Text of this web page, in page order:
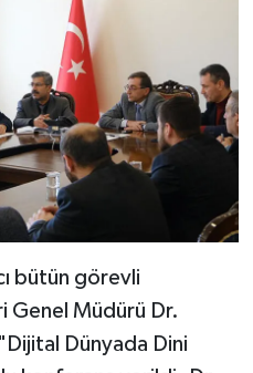
bütün görevli
Genel Müdürü Dr.
Dünyada Dini